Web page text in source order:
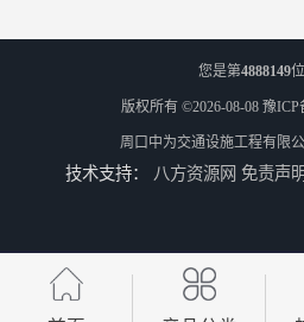
您是第4888149
版权所有 ©2026-08-08 豫ICP
周口中为交通设施工程有限
技术支持： 八方资源网 免责声